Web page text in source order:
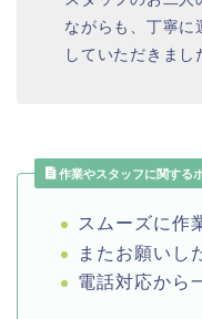
ながらも、丁寧に
していただきまし
作業やスタッフに関する
スムーズに作
またお願いし
電話対応から